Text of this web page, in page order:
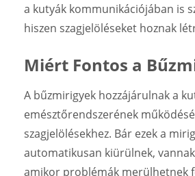
a kutyák kommunikációjában is
hiszen szagjelöléseket hoznak
Miért Fontos a
A bűzmirigyek hozzájárulnak a
emésztőrendszerének
szagjelölésekhez. Bár ezek a
automatikusan kiürülnek,
amikor problémák merülhetnek